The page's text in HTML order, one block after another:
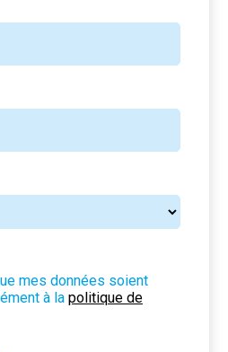
mes données soient
à la politique de